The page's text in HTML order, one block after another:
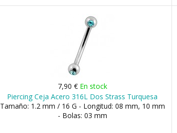
7,90 € En stock
Piercing Ceja Acero 316L Dos Strass Turquesa
Tamaño: 1.2 mm / 16 G - Longitud: 08 mm, 10 mm
- Bolas: 03 mm